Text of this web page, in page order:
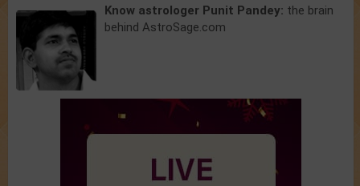
Know astrologer Punit Pandey: the brain
behind AstroSage.com